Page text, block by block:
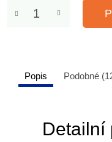
Popis Podobné
Detailní